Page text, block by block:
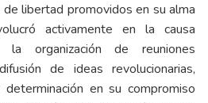
libertad promovidos en su alma
activamente en la causa
organización de reuniones
de ideas revolucionarias,
en su compromiso